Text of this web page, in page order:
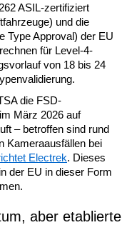
ASIL-zertifiziert
und die
Type Approval) der EU
rechnen für Level-4-
von 18 bis 24
die FSD-
März 2026 auf
– betroffen sind rund
Kameraausfällen bei
Electrek. Dieses
der EU in dieser Form
aber etablierte